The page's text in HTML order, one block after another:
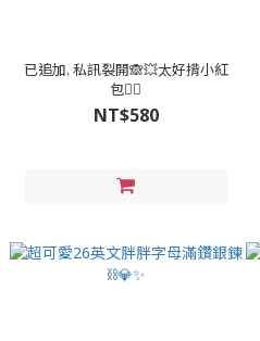
已追加. 私訊裂開🙈💥太好揹小紅
包❤️‍🔥
NT$580